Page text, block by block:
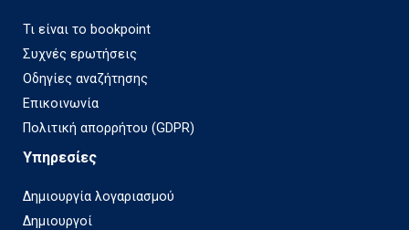
Τι είναι το bookpoint
Συχνές ερωτήσεις
Οδηγίες αναζήτησης
Επικοινωνία
Πολιτική απορρήτου (GDPR)
Υπηρεσίες
Δημιουργία λογαριασμού
Δημιουργοί